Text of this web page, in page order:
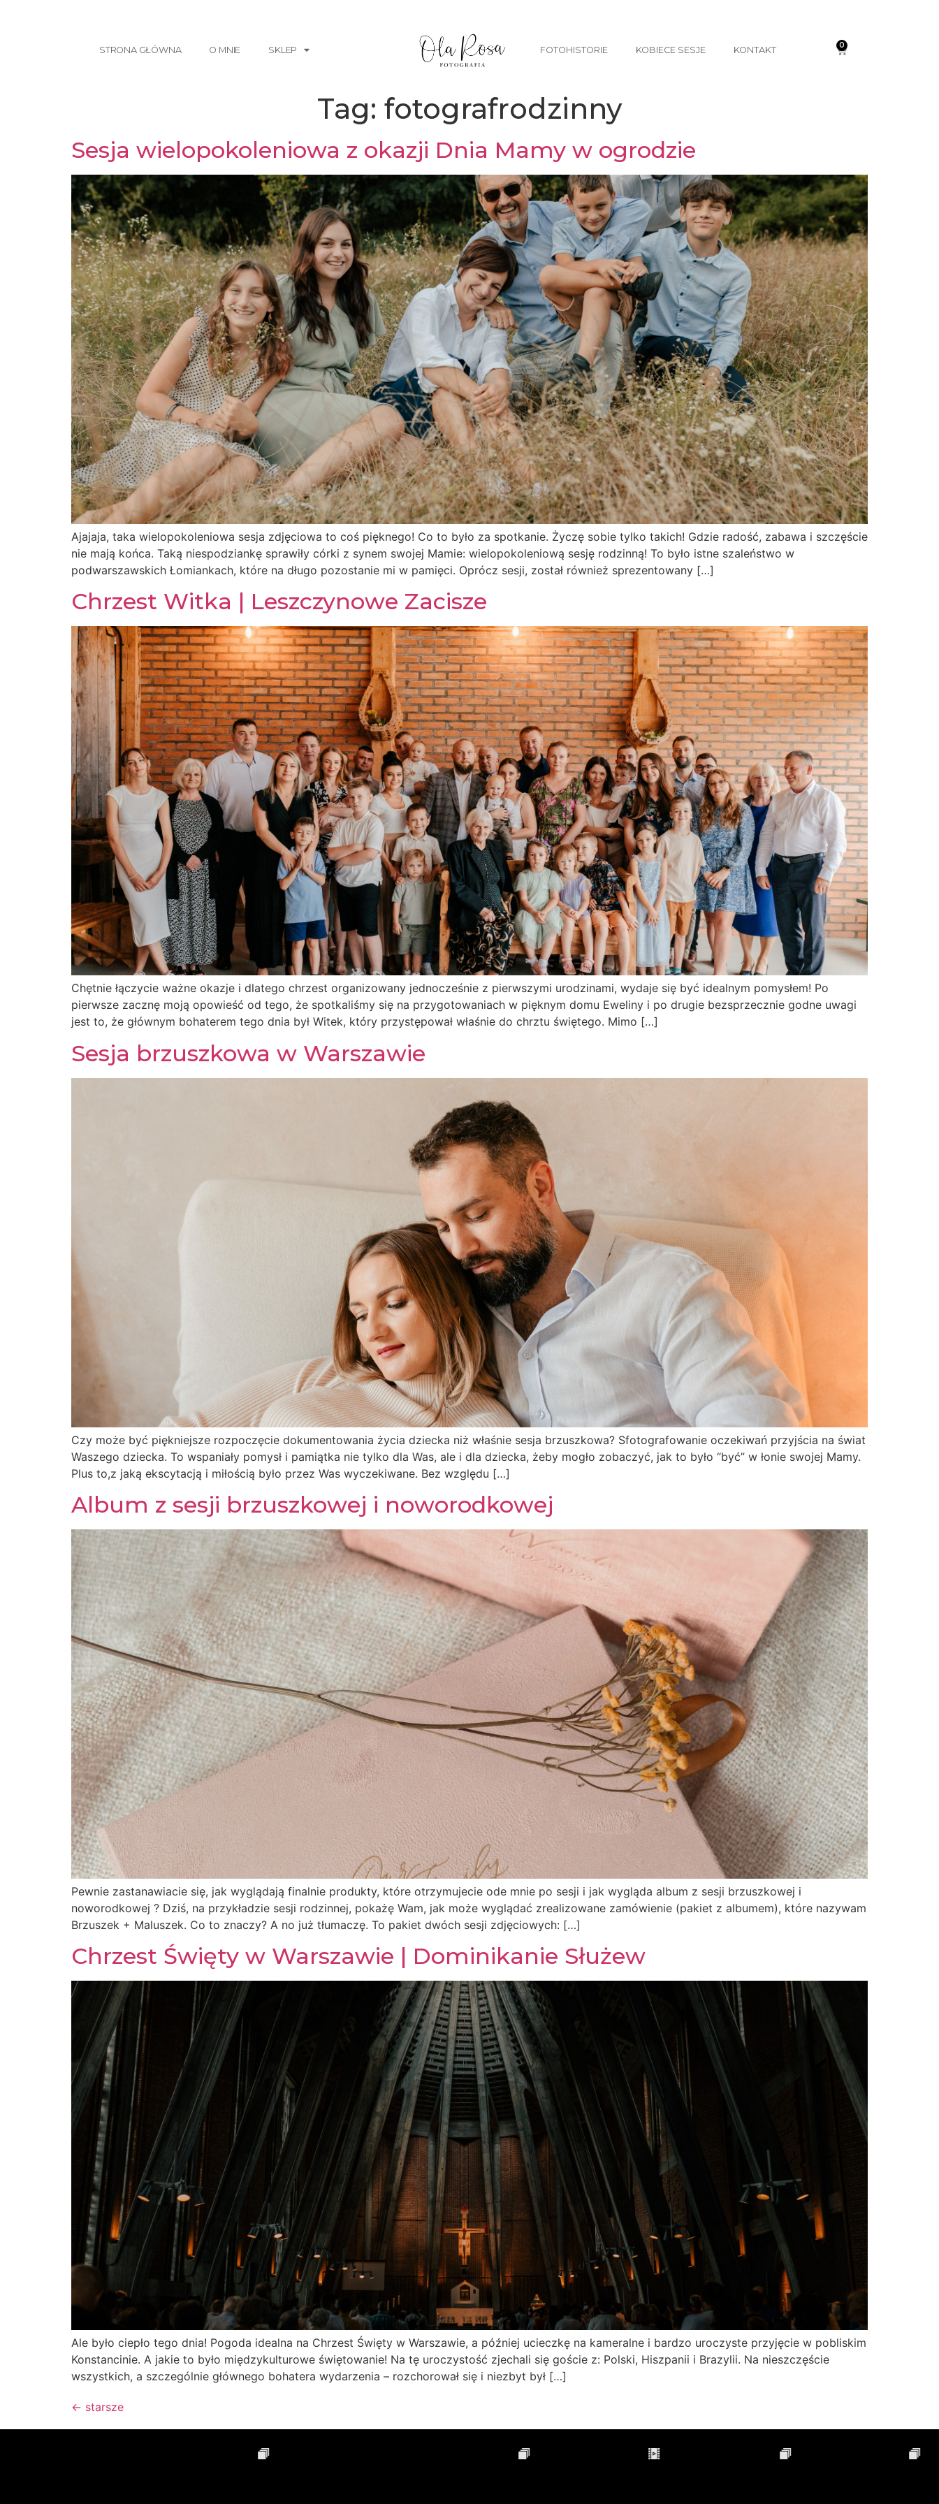
STRONA GŁÓWNA O MNIE SKLEP FOTOHISTORIE KOBIECE SESJE KONTAKT 0
Tag: fotografrodzinny
Sesja wielopokoleniowa z okazji Dnia Mamy w ogrodzie
Ajajaja, taka wielopokoleniowa sesja zdjęciowa to coś pięknego! Co to było za spotkanie. Życzę sobie tylko takich! Gdzie radość, zabawa i szczęście
nie mają końca. Taką niespodziankę sprawiły córki z synem swojej Mamie: wielopokoleniową sesję rodzinną! To było istne szaleństwo w
podwarszawskich Łomiankach, które na długo pozostanie mi w pamięci. Oprócz sesji, został również sprezentowany […]
Chrzest Witka | Leszczynowe Zacisze
Chętnie łączycie ważne okazje i dlatego chrzest organizowany jednocześnie z pierwszymi urodzinami, wydaje się być idealnym pomysłem! Po
pierwsze zacznę moją opowieść od tego, że spotkaliśmy się na przygotowaniach w pięknym domu Eweliny i po drugie bezsprzecznie godne uwagi
jest to, że głównym bohaterem tego dnia był Witek, który przystępował właśnie do chrztu świętego. Mimo […]
Sesja brzuszkowa w Warszawie
Czy może być piękniejsze rozpoczęcie dokumentowania życia dziecka niż właśnie sesja brzuszkowa? Sfotografowanie oczekiwań przyjścia na świat
Waszego dziecka. To wspaniały pomysł i pamiątka nie tylko dla Was, ale i dla dziecka, żeby mogło zobaczyć, jak to było “być” w łonie swojej Mamy.
Plus to,z jaką ekscytacją i miłością było przez Was wyczekiwane. Bez względu […]
Album z sesji brzuszkowej i noworodkowej
Pewnie zastanawiacie się, jak wyglądają finalnie produkty, które otrzymujecie ode mnie po sesji i jak wygląda album z sesji brzuszkowej i
noworodkowej ? Dziś, na przykładzie sesji rodzinnej, pokażę Wam, jak może wyglądać zrealizowane zamówienie (pakiet z albumem), które nazywam
Brzuszek + Maluszek. Co to znaczy? A no już tłumaczę. To pakiet dwóch sesji zdjęciowych: […]
Chrzest Święty w Warszawie | Dominikanie Służew
Ale było ciepło tego dnia! Pogoda idealna na Chrzest Święty w Warszawie, a później ucieczkę na kameralne i bardzo uroczyste przyjęcie w pobliskim
Konstancinie. A jakie to było międzykulturowe świętowanie! Na tę uroczystość zjechali się goście z: Polski, Hiszpanii i Brazylii. Na nieszczęście
wszystkich, a szczególnie głównego bohatera wydarzenia – rozchorował się i niezbyt był […]
← starsze